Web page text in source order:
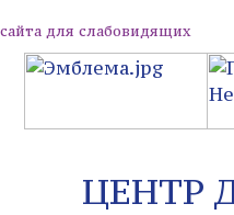
сайта для слабовидящих
ЦЕНТР